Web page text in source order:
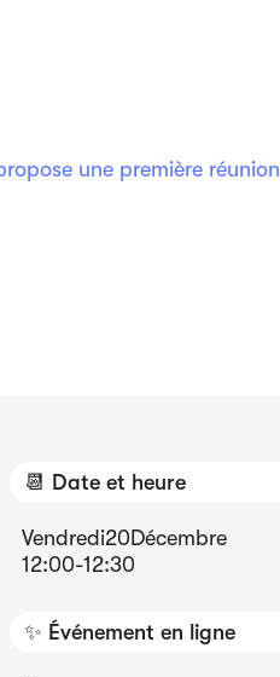
une première réunion
📆 Date et heure
Vendredi20 Décembre
12:00-12:30
✨ Événement en ligne